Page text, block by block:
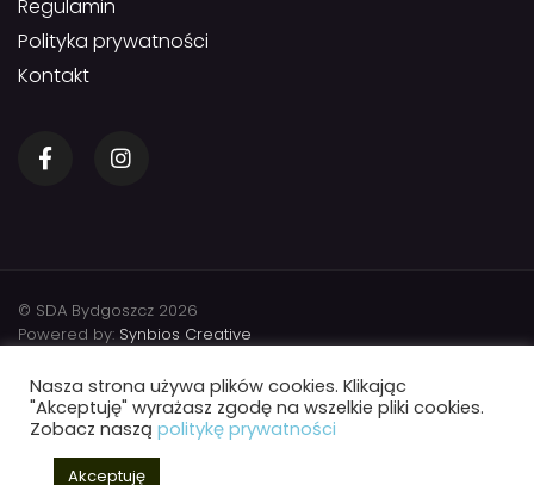
Regulamin
Polityka prywatności
Kontakt
© SDA Bydgoszcz 2026
Powered by: Synbios Creative
Nasza strona używa plików cookies. Klikając
"Akceptuję" wyrażasz zgodę na wszelkie pliki cookies.
Zobacz naszą politykę prywatności
Akceptuję